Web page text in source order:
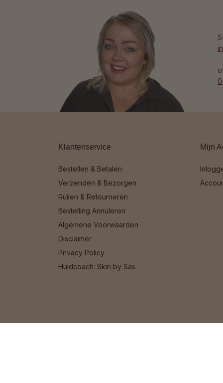
Klantenservice
Bestellen & Betalen
Verzenden & Bezorgen
Ruilen & Retourneren
Bestelling Annuleren
Algemene Voorwaarden
Disclaimer
Privacy Policy
Huidcoach: Skin by Sas
Mijn